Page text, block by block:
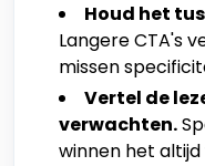
Houd het
Langere CTA's
missen
Vertel de
verwachten.
winnen het altijd